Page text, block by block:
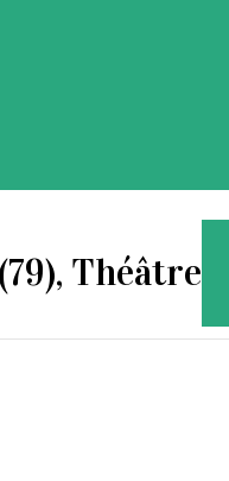
Théâtre